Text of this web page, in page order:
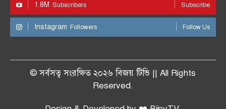
1.8M Subscribers Subscribe
Instagram Followers Follow Us
© সর্বসত্ব সংরক্ষিত ২০২৬ বিজয় টিভি || All Rights
Reserved.